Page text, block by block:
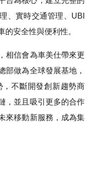
、實時交通管理、UBI
安全性與便利性。
相信會為車美仕帶來更
部做為全球發展基地，
不斷開發創新趨勢商
，並且吸引更多的合作
來移動新服務，成為集